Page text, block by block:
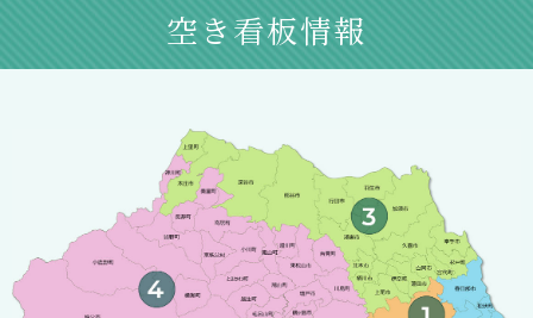
空き看板情報